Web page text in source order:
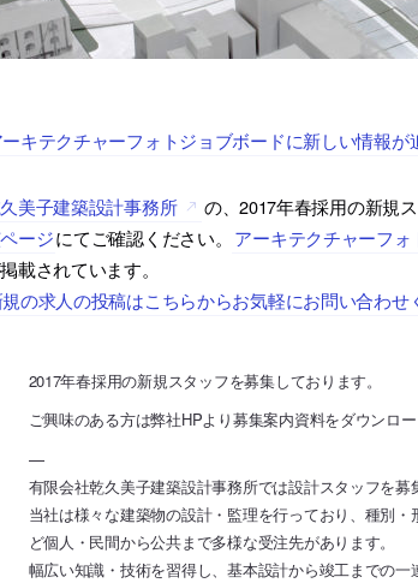
キテクチャーフォトジョブボードに新しい情報が
美子建築設計事務所 の、2017年春採用の新規
ージにてご確認ください。 アーキテクチャーフォ
載されています。
の求人の投稿はこちらからお気軽にお問い合わせ
2017年春採用の新規スタッフを募集しております。
ご興味のある方は弊社HPより募集案内資料をダウンロー
—
有限会社乾久美子建築設計事務所では設計スタッフを募
当社は様々な建築物の設計・監理を行っており、種別
ど個人・民間から公共まで多様な受注先があります。
幅広い知識・技術を習得し、基本設計から竣工までの一